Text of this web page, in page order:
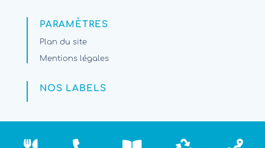
PARAMÈTRES
Plan du site
Mentions légales
NOS LABELS